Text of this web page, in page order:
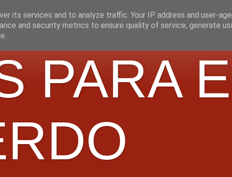
PARA
its services and to analyze traffic. Your IP address and user-
and security metrics to ensure quality of service, generate